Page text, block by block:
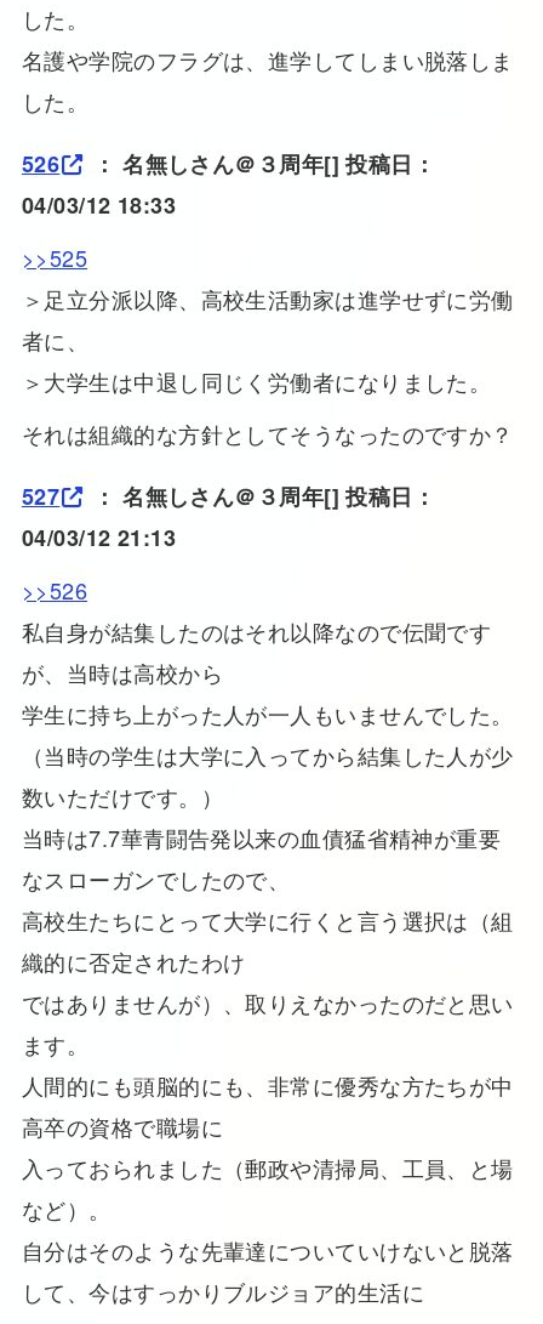
した。
名護や学院のフラグは、進学してしまい脱落しま
した。
526
：名無しさん＠３周年[] 投稿日：
04/03/12 18:33
>>525
＞足立分派以降、高校生活動家は進学せずに労働
者に、
＞大学生は中退し同じく労働者になりました。
それは組織的な方針としてそうなったのですか？
527
：名無しさん＠３周年[] 投稿日：
04/03/12 21:13
>>526
私自身が結集したのはそれ以降なので伝聞です
が、当時は高校から
学生に持ち上がった人が一人もいませんでした。
（当時の学生は大学に入ってから結集した人が少
数いただけです。）
当時は7.7華青闘告発以来の血債猛省精神が重要
なスローガンでしたので、
高校生たちにとって大学に行くと言う選択は（組
織的に否定されたわけ
ではありませんが）、取りえなかったのだと思い
ます。
人間的にも頭脳的にも、非常に優秀な方たちが中
高卒の資格で職場に
入っておられました（郵政や清掃局、工員、と場
など）。
自分はそのような先輩達についていけないと脱落
して、今はすっかりブルジョア的生活に